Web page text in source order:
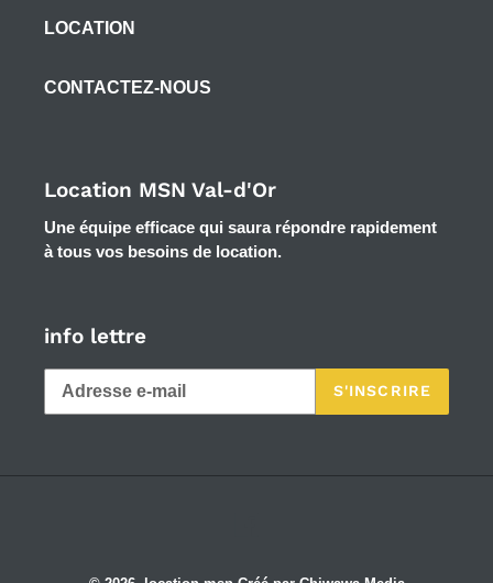
LOCATION
CONTACTEZ-NOUS
Location MSN Val-d'Or
Une équipe efficace qui saura répondre rapidement
à tous vos besoins de location.
info lettre
S'INSCRIRE